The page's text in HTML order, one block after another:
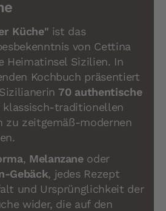
Küche" ist das
von Cettina
Heimatinsel Sizilien. In
Kochbuch präsentiert
70 authentische
klassisch-traditionellen
zu zeitgemäß-modernen
, Melanzaneoder
Gebäck, jedes Rezept
und Ursprünglichkeit der
wider, die auf den